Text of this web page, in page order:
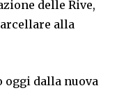
delle Rive,
alla
oggi dalla nuova